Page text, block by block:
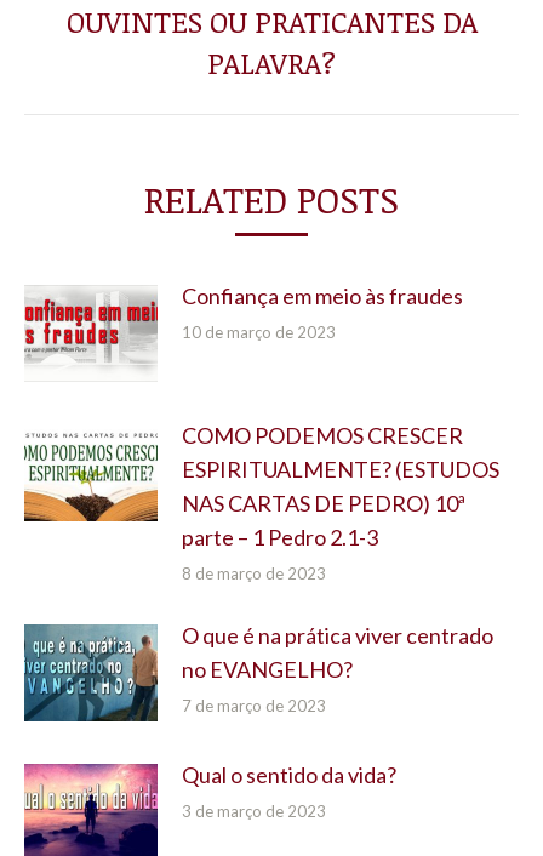
Próximo
post:
OUVINTES OU PRATICANTES DA
PALAVRA?
RELATED POSTS
Confiança em meio às fraudes
10 de março de 2023
COMO PODEMOS CRESCER
ESPIRITUALMENTE? (ESTUDOS
NAS CARTAS DE PEDRO) 10ª
parte – 1 Pedro 2.1-3
8 de março de 2023
O que é na prática viver centrado
no EVANGELHO?
7 de março de 2023
Qual o sentido da vida?
3 de março de 2023